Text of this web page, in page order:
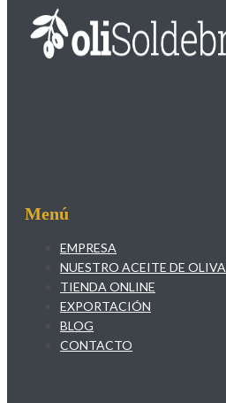
Menú
EMPRESA
NUESTRO ACEITE DE OLIVA
TIENDA ONLINE
EXPORTACIÓN
BLOG
CONTACTO